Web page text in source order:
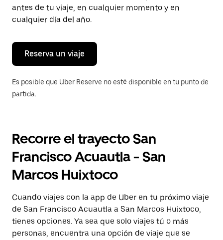
cerrar
el
calendario.
antes de tu viaje, en cualquier momento y en
cualquier día del año.
Reserva un viaje
Es posible que Uber Reserve no esté disponible en tu punto de
partida.
Recorre el trayecto San
Francisco Acuautla - San
Marcos Huixtoco
Cuando viajes con la app de Uber en tu próximo viaje
de San Francisco Acuautla a San Marcos Huixtoco,
tienes opciones. Ya sea que solo viajes tú o más
personas, encuentra una opción de viaje que se